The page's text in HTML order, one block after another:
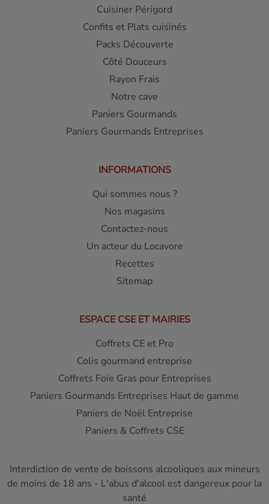
Cuisiner Périgord
Confits et Plats cuisinés
Packs Découverte
Côté Douceurs
Rayon Frais
Notre cave
Paniers Gourmands
Paniers Gourmands Entreprises
INFORMATIONS
Qui sommes nous ?
Nos magasins
Contactez-nous
Un acteur du Locavore
Recettes
Sitemap
ESPACE CSE ET MAIRIES
Coffrets CE et Pro
Colis gourmand entreprise
Coffrets Foie Gras pour Entreprises
Paniers Gourmands Entreprises Haut de gamme
Paniers de Noël Entreprise
Paniers & Coffrets CSE
Interdiction de vente de boissons alcooliques aux mineurs
de moins de 18 ans - L'abus d'alcool est dangereux pour la
santé